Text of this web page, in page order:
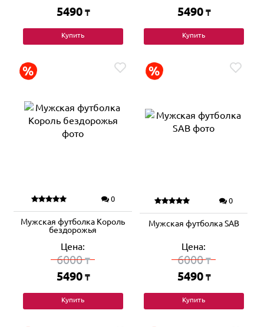
5490 ₸
Купить
5490 ₸
Купить
0
Мужская футболка Король
бездорожья
Цена:
6000₸
5490 ₸
Купить
0
Мужская футболка SAB
Цена:
6000₸
5490 ₸
Купить